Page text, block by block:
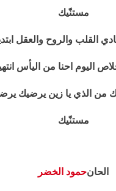
مستنّيك
القلب والروح والعقل
اليوم احنا من اليأس
من الذي يا زين يرضيك
مستنّيك
الحانحمود الخضر